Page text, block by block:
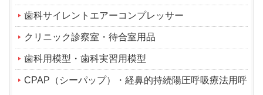
歯科サイレントエアーコンプレッサー
クリニック診察室・待合室用品
歯科用模型・歯科実習用模型
CPAP（シーパップ）・経鼻的持続陽圧呼吸療法用呼